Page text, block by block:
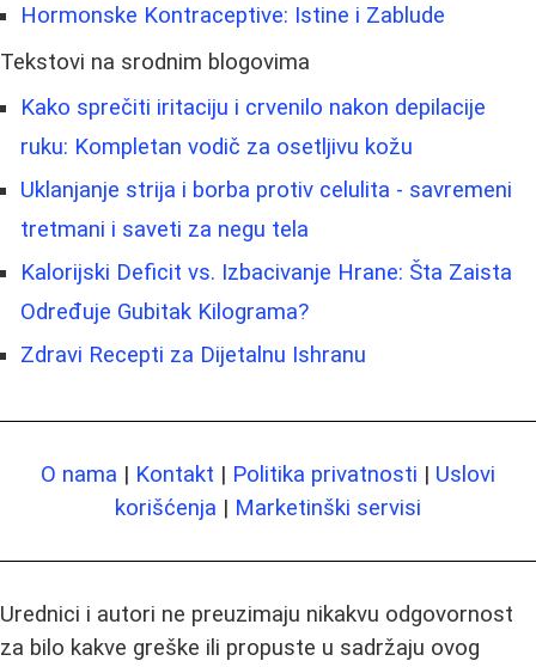
Hormonske Kontraceptive: Istine i Zablude
Tekstovi na srodnim blogovima
Kako sprečiti iritaciju i crvenilo nakon depilacije
ruku: Kompletan vodič za osetljivu kožu
Uklanjanje strija i borba protiv celulita - savremeni
tretmani i saveti za negu tela
Kalorijski Deficit vs. Izbacivanje Hrane: Šta Zaista
Određuje Gubitak Kilograma?
Zdravi Recepti za Dijetalnu Ishranu
O nama | Kontakt | Politika privatnosti | Uslovi
korišćenja | Marketinški servisi
Urednici i autori ne preuzimaju nikakvu odgovornost
za bilo kakve greške ili propuste u sadržaju ovog